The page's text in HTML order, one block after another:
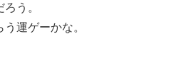
う。
運ゲーかな。